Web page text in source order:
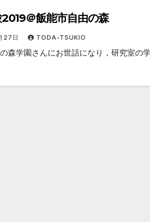
＠飯能市自由の森
27日 TODA-TSUKIO
森学園さんにお世話になり，研究室の